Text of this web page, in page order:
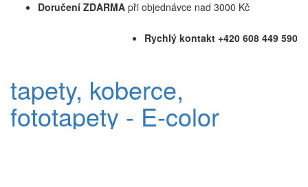
Doručení ZDARMA při objednávce nad 3000 Kč
Rychlý kontakt +420 608 449 590
tapety, koberce,
fototapety - E-color